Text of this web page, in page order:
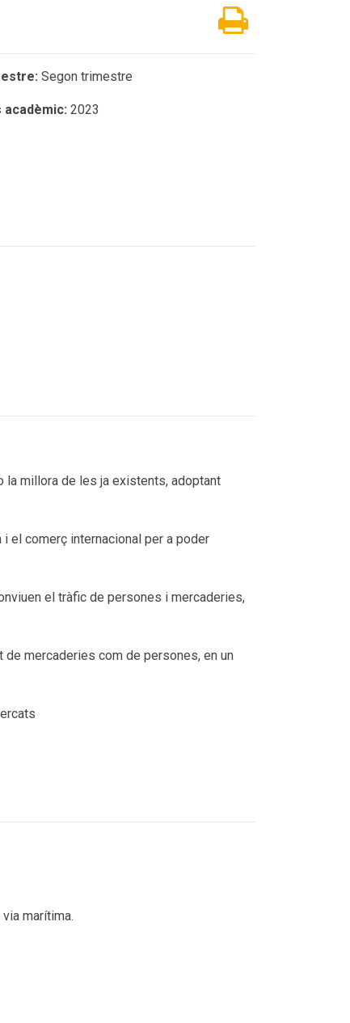
Segon trimestre
acadèmic: 2023
millora de les ja existents, adoptant
el comerç internacional per a poder
el tràfic de persones i mercaderies,
mercaderies com de persones, en un
marítima.